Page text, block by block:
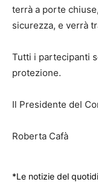
terrà a porte
sicurezza, e verrà
Tutti i partecipanti
protezione.
Il Presidente del
Roberta Cafà
*Le notizie del